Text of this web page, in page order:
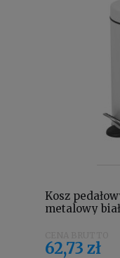
Kosz
metalowy
62,73 zł